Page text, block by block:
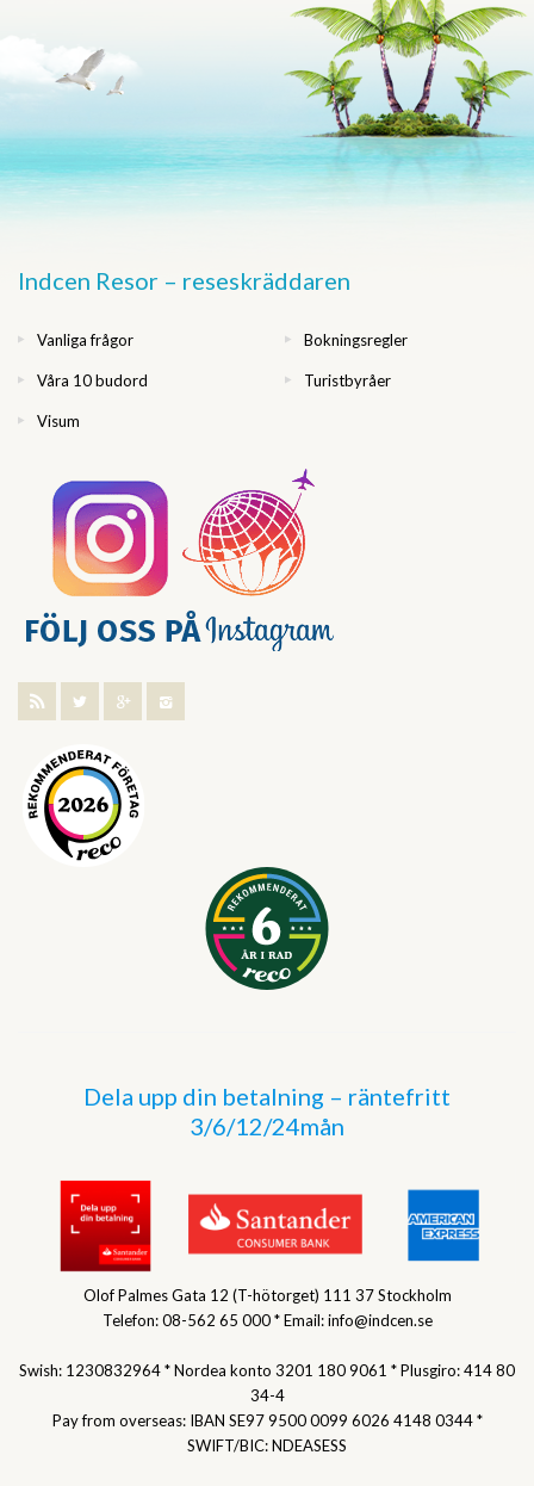
Indcen Resor – reseskräddaren
Vanliga frågor Bokningsregler
Våra 10 budord Turistbyråer
Visum
Dela upp din betalning – räntefritt
3/6/12/24mån
Olof Palmes Gata 12 (T-hötorget) 111 37 Stockholm
Telefon: 08-562 65 000 * Email: info@indcen.se
Swish: 1230832964 * Nordea konto 3201 180 9061 * Plusgiro: 414 80
34-4
Pay from overseas: IBAN SE97 9500 0099 6026 4148 0344 *
SWIFT/BIC: NDEASESS